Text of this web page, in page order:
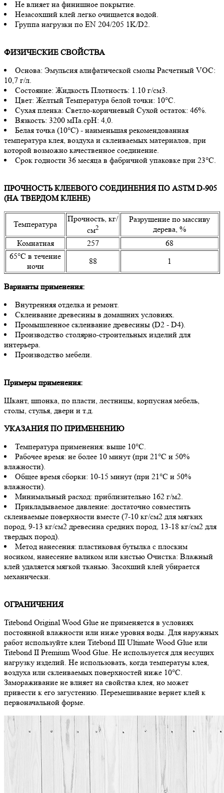
Не влияет на финишное покрытие.
Незасохший клей легко очищается водой.
Группа нагрузки по EN 204/205 1K/D2.
ФИЗИЧЕСКИЕ СВОЙСТВА
Основа: Эмульсия алифатической смолы Расчетный VOC:
10,7 г/л.
Состояние: Жидкость Плотность: 1.10 г/см3.
Цвет: Желтый Температура белой точки: 10°С.
Сухая пленка: Светло-коричневый Сухой остаток: 46%.
Вязкость: 3200 мПа.сpH: 4,0.
Белая точка (10°С) - наименьшая рекомендованная
температура клея, воздуха и склеиваемых материалов, при
которой возможно качественное соединение.
Срок годности 36 месяца в фабричной упаковке при 23°С.
ПРОЧНОСТЬ КЛЕЕВОГО СОЕДИНЕНИЯ ПО ASTM D-905
(НА ТВЕРДОМ КЛЕНЕ)
Температура
Прочность, кг/
см2
Разрушение по массиву
дерева, %
Комнатная
257
68
65°С в течение
ночи
88 1
Варианты применения:
Внутренняя отделка и ремонт.
Склеивание древесины в домашних условиях.
Промышленное склеивание древесины (D2 - D4).
Производство столярно-строительных изделий для
интерьера.
Производство мебели.
Примеры применения:
Шкант, шпонка, по пласти, лестницы, корпусная мебель,
столы, стулья, двери и т.д.
УКАЗАНИЯ ПО ПРИМЕНЕНИЮ
Температура применения: выше 10°С.
Рабочее время: не более 10 минут (при 21°С и 50%
влажности).
Общее время сборки: 10-15 минут (при 21°С и 50%
влажности).
Минимальный расход: приблизительно 162 г/м2.
Прикладываемое давление: достаточно совместить
склеиваемые поверхности вместе (7-10 кг/см2 для мягких
пород, 9-13 кг/см2 древесина средних пород, 13-18 кг/см2 для
твердых пород).
Метод нанесения: пластиковая бутылка с плоским
носиком, нанесение валиком или кистью Очистка: Влажный
клей удаляется мягкой тканью. Засохший клей убирается
механически.
ОГРАНИЧЕНИЯ
Titebond Original Wood Glue не применяется в условиях
постоянной влажности или ниже уровня воды. Для наружных
работ используйте клеи Titebond III Ultimate Wood Glue или
Titebond II Premium Wood Glue. Не используется для несущих
нагрузку изделий. Не использовать, когда температуы клея,
воздуха или склеиваемых поверхностей ниже 10°С.
Замораживание не влияет на свойства клея, но может
привести к его загустению. Перемешивание вернет клей к
первоначальной форме.